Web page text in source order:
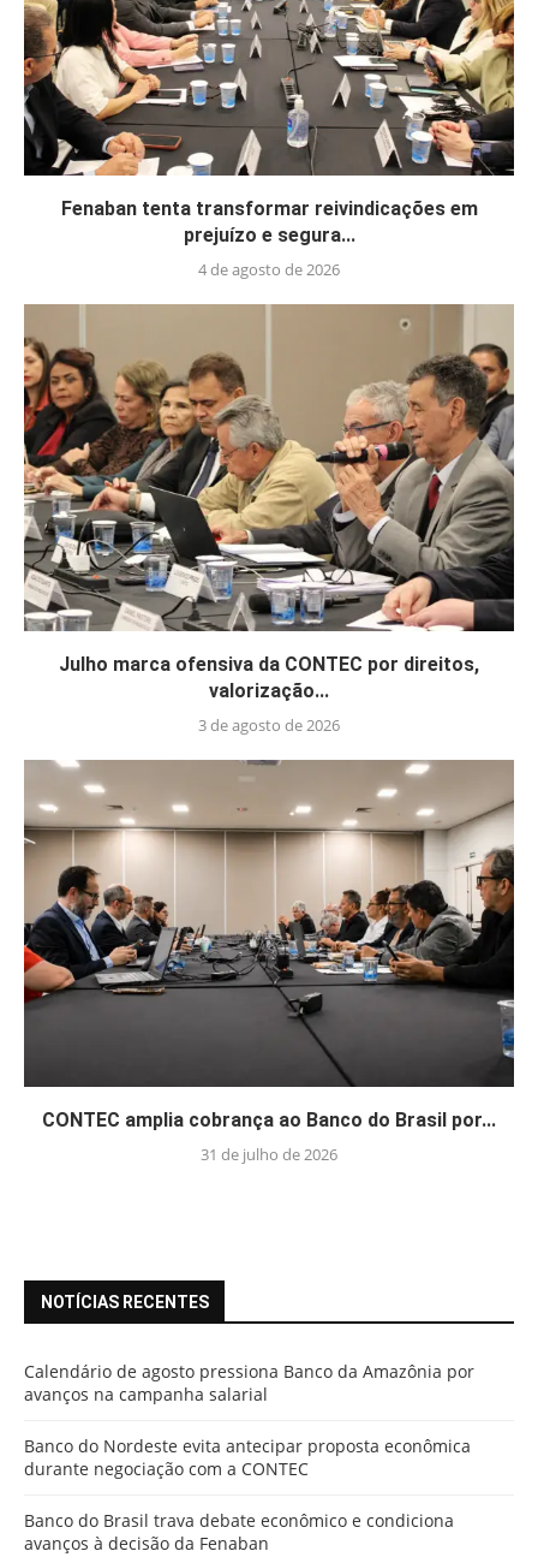
Fenaban tenta transformar reivindicações em
prejuízo e segura...
4 de agosto de 2026
Julho marca ofensiva da CONTEC por direitos,
valorização...
3 de agosto de 2026
CONTEC amplia cobrança ao Banco do Brasil por...
31 de julho de 2026
NOTÍCIAS RECENTES
Calendário de agosto pressiona Banco da Amazônia por
avanços na campanha salarial
Banco do Nordeste evita antecipar proposta econômica
durante negociação com a CONTEC
Banco do Brasil trava debate econômico e condiciona
avanços à decisão da Fenaban